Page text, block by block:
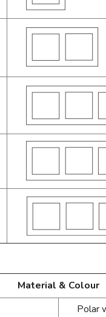
Material & Colour
Polar